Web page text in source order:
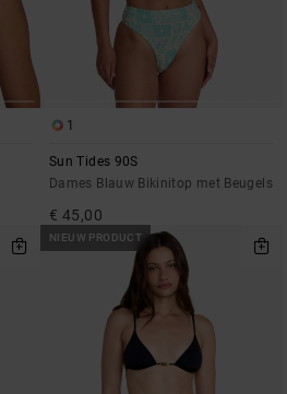
1
Sun Tides 90S
Dames Blauw Bikinitop met Beugels
€ 45,00
NIEUW PRODUCT